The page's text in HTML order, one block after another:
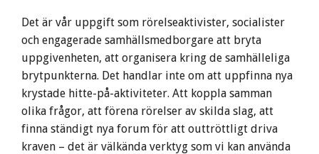
Det är vår uppgift som rörelseaktivister, socialister
och engagerade samhällsmedborgare att bryta
uppgivenheten, att organisera kring de samhälleliga
brytpunkterna. Det handlar inte om att uppfinna nya
krystade hitte-på-aktiviteter. Att koppla samman
olika frågor, att förena rörelser av skilda slag, att
finna ständigt nya forum för att outtröttligt driva
kraven – det är välkända verktyg som vi kan använda